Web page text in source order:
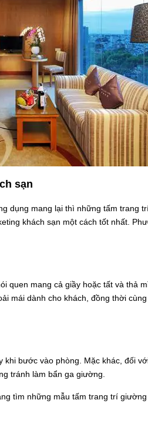
sạn
dụng mang lại thì những tấm trang
khách sạn một cách tốt nhất.
quen mang cả giầy hoặc tất và thả
mái dành cho khách, đồng thời
bước vào phòng. Mặc khác, đối
tránh làm bẩn ga giường.
tìm những mẫu tấm trang trí